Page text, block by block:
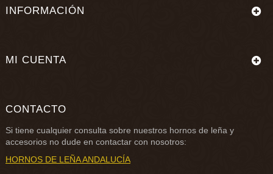
INFORMACIÓN
MI CUENTA
CONTACTO
Si tiene cualquier consulta sobre nuestros hornos de leña y
accesorios no dude en contactar con nosotros:
HORNOS DE LEÑA ANDALUCÍA